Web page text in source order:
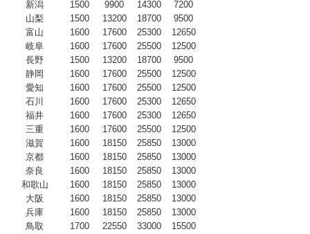
新潟
1500 9900 14300
7200
山梨
1500 13200 18700
9500
富山
1600 17600 25300
12650
岐阜
1600 17600 25500
12500
長野
1500 13200 18700
9500
静岡
1600 17600 25500
12500
愛知
1600 17600 25500
12500
石川
1600 17600 25300
12650
福井
1600 17600 25300
12650
三重
1600 17600 25500
12500
滋賀
1600 18150 25850
13000
京都
1600 18150 25850
13000
奈良
1600 18150 25850
13000
和歌山
1600 18150 25850
13000
大阪
1600 18150 25850
13000
兵庫
1600 18150 25850
13000
鳥取
1700 22550 33000
15500